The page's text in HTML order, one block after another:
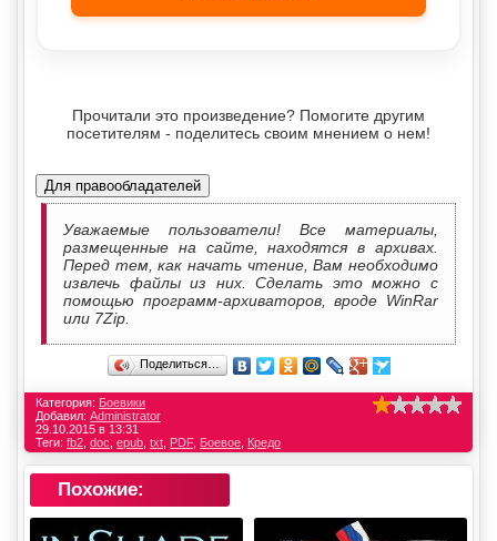
Прочитали это произведение? Помогите другим
посетителям - поделитесь своим мнением о нем!
Для правообладателей
Уважаемые пользователи! Все материалы,
размещенные на сайте, находятся в архивах.
Перед тем, как начать чтение, Вам необходимо
извлечь файлы из них. Сделать это можно с
помощью программ-архиваторов, вроде WinRar
или 7Zip.
Поделиться…
Категория: Боевики
Добавил: Administrator
29.10.2015 в 13:31
Теги: fb2 doc epub txt PDF, Боевое Кредо
Похожие: